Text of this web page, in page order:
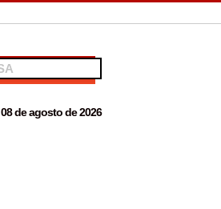
08 de agosto de 2026